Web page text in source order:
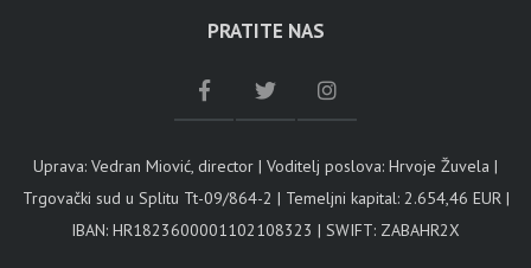
PRATITE NAS
Uprava: Vedran Miović, director | Voditelj poslova: Hrvoje Žuvela |
Trgovački sud u Splitu Tt-09/864-2 | Temeljni kapital: 2.654,46 EUR |
IBAN: HR1823600001102108323 | SWIFT: ZABAHR2X